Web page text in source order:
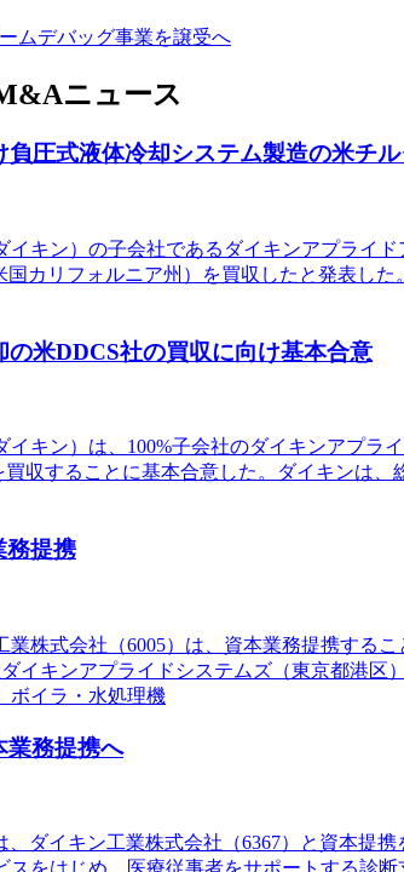
ムデバッグ事業を譲受へ
ニュース
圧式液体冷却システム製造の米チ
イキン）の子会社であるダイキンアプライ
国カリフォルニア州）を買収したと発表し
米DDCS社の買収に向け基本合意
キン）は、100%子会社のダイキンアプラ
収することに基本合意した。ダイキンは
務提携
業株式会社（6005）は、資本業務提携する
イキンアプライドシステムズ（東京都港
ボイラ・水処理機
業務提携へ
ダイキン工業株式会社（6367）と資本提